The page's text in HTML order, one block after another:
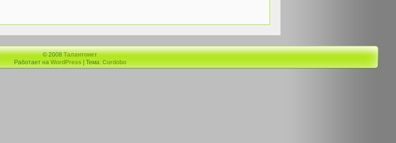
© 2008Талантонет
Работает на WordPress | Тема: Cordobo